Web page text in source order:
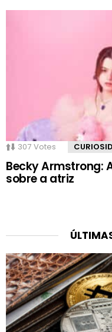
307 Votes
Becky Armstrong:
sobre a atriz